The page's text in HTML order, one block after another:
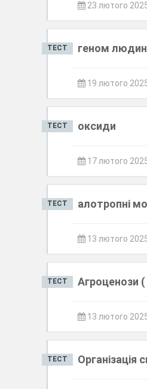
23 лютого
ТЕСТ геном
19 лютого
ТЕСТ оксиди
17 лютого
ТЕСТ алотропні
13 лютого
ТЕСТ Агроценози (
13 лютого
ТЕСТ Організація